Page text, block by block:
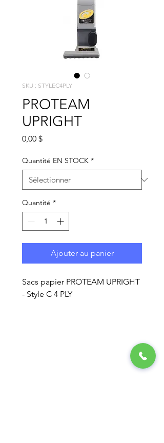
SKU : STYLEC4PLY
PROTEAM
UPRIGHT
0,00 $Prix
Quantité EN STOCK *
Quantité *
Ajouter au panier
Sacs papier PROTEAM UPRIGHT
- Style C 4 PLY